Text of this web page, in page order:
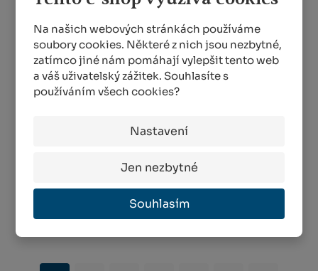
Na našich webových stránkách používáme
soubory cookies. Některé z nich jsou nezbytné,
zatímco jiné nám pomáhají vylepšit tento web
a váš uživatelský zážitek. Souhlasíte s
používáním všech cookies?
Nastavení
Jen nezbytné
Souhlasím
Tlakový
417,00 Kč 1 028,00 Kč